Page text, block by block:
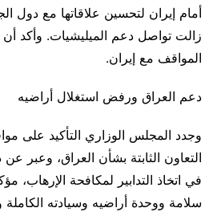
أمام إيران لتحسين علاقاتها مع دول
زالت تواصل دعم الميليشيات. وأكد أن
المواقف مع إيران.
دعم العراق ورفض استغلال أراضيه
وجدد المجلس الوزاري التأكيد على
التعاون الثابتة بشأن العراق، وعبر
في اتخاذ التدابير لمكافحة الإرهاب،
سلامة ووحدة أراضيه وسيادته الكاملة